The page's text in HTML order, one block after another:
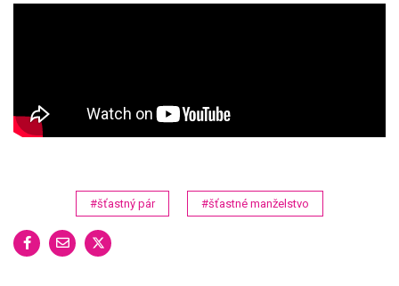
#šťastný pár #šťastné manželstvo